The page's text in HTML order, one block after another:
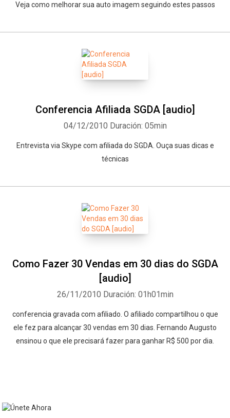
Veja como melhorar sua auto imagem seguindo estes passos
Conferencia Afiliada SGDA [audio]
04/12/2010 Duración: 05min
Entrevista via Skype com afiliada do SGDA. Ouça suas dicas e
técnicas
Como Fazer 30 Vendas em 30 dias do SGDA
[audio]
26/11/2010 Duración: 01h01min
conferencia gravada com afiliado. O afiliado compartilhou o que
ele fez para alcançar 30 vendas em 30 dias. Fernando Augusto
ensinou o que ele precisará fazer para ganhar R$ 500 por dia.